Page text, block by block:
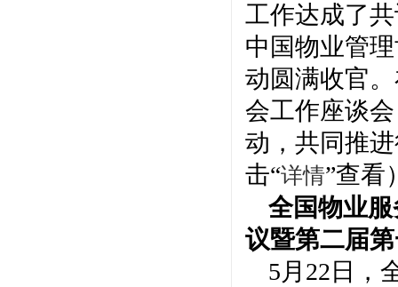
工作达成了
中国物业管
动圆满收官
会工作座谈
动，共同推
击“详情”查看
全国物业
议暨第二届
5月22日，